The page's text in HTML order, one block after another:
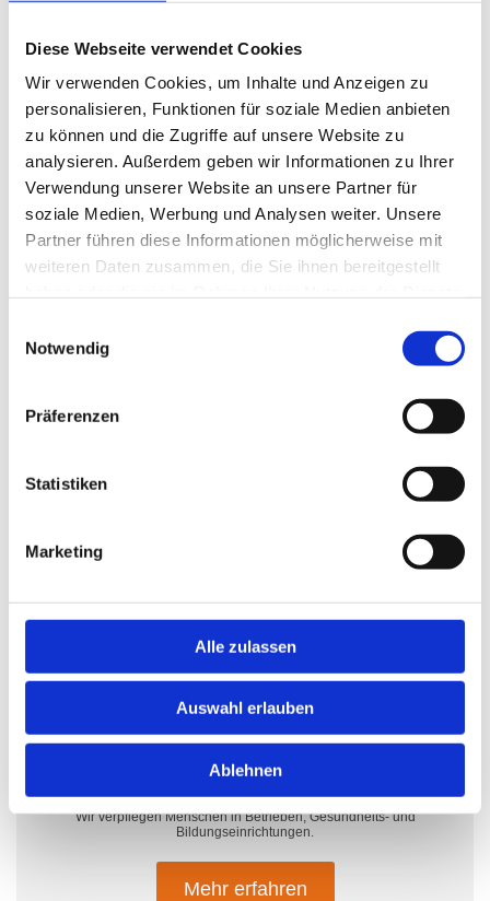
Diese Webseite verwendet Cookies
Wir verwenden Cookies, um Inhalte und Anzeigen zu
personalisieren, Funktionen für soziale Medien anbieten
zu können und die Zugriffe auf unsere Website zu
analysieren. Außerdem geben wir Informationen zu Ihrer
Verwendung unserer Website an unsere Partner für
soziale Medien, Werbung und Analysen weiter. Unsere
Partner führen diese Informationen möglicherweise mit
weiteren Daten zusammen, die Sie ihnen bereitgestellt
Notwendig
Präferenzen
Statistiken
Marketing
Alle zulassen
Auswahl erlauben
Ablehnen
Werfen Sie einen Blick auf unsere wechselnde Speisekarte.
Wir verpflegen Menschen in Betrieben, Gesundheits- und
Bildungseinrichtungen.
Mehr erfahren